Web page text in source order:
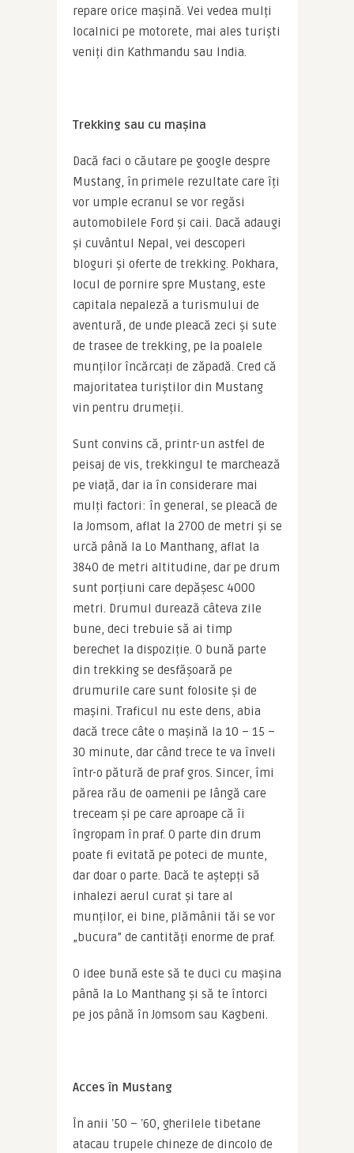
repare orice mașină. Vei vedea mulți
localnici pe motorete, mai ales turiști
veniți din Kathmandu sau India.
Trekking sau cu mașina
Dacă faci o căutare pe google despre
Mustang, în primele rezultate care îți
vor umple ecranul se vor regăsi
automobilele Ford și caii. Dacă adaugi
și cuvântul Nepal, vei descoperi
bloguri și oferte de trekking. Pokhara,
locul de pornire spre Mustang, este
capitala nepaleză a turismului de
aventură, de unde pleacă zeci și sute
de trasee de trekking, pe la poalele
munților încărcați de zăpadă. Cred că
majoritatea turiștilor din Mustang
vin pentru drumeții.
Sunt convins că, printr-un astfel de
peisaj de vis, trekkingul te marchează
pe viață, dar ia în considerare mai
mulți factori: în general, se pleacă de
la Jomsom, aflat la 2700 de metri și se
urcă până la Lo Manthang, aflat la
3840 de metri altitudine, dar pe drum
sunt porțiuni care depășesc 4000
metri. Drumul durează câteva zile
bune, deci trebuie să ai timp
berechet la dispoziție. O bună parte
din trekking se desfășoară pe
drumurile care sunt folosite și de
mașini. Traficul nu este dens, abia
dacă trece câte o mașină la 10 – 15 –
30 minute, dar când trece te va înveli
într-o pătură de praf gros. Sincer, îmi
părea rău de oamenii pe lângă care
treceam și pe care aproape că îi
îngropam în praf. O parte din drum
poate fi evitată pe poteci de munte,
dar doar o parte. Dacă te aștepți să
inhalezi aerul curat și tare al
munților, ei bine, plămânii tăi se vor
„bucura” de cantități enorme de praf.
O idee bună este să te duci cu mașina
până la Lo Manthang și să te întorci
pe jos până în Jomsom sau Kagbeni.
Acces în Mustang
În anii ʼ50 – ʼ60, gherilele tibetane
atacau trupele chineze de dincolo de